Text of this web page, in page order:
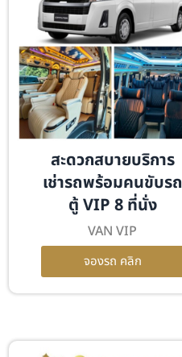
สะดวกสบายบริการ
เช่ารถพร้อมคนขับรถ
ตู้ VIP 8 ที่นั่ง
VAN VIP
จองรถ คลิก